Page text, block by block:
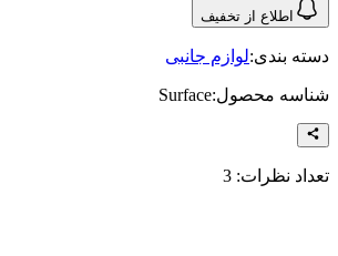
اطلاع از تخفیف
دسته بندی:لوازم جانبی
شناسه محصول:Surface
تعداد نظرات: 3